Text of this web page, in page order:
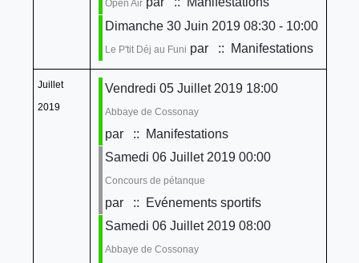
Open Air
Dimanche 30 Juin 2019 08:30 - 10:00
Le P'tit Déj au Funi par :: Manifestations
Juillet
2019
Vendredi 05 Juillet 2019 18:00
Abbaye de Cossonay
par
:: Manifestations
Samedi 06 Juillet 2019 00:00
Concours de pétanque
par
:: Evénements sportifs
Samedi 06 Juillet 2019 08:00
Abbaye de Cossonay